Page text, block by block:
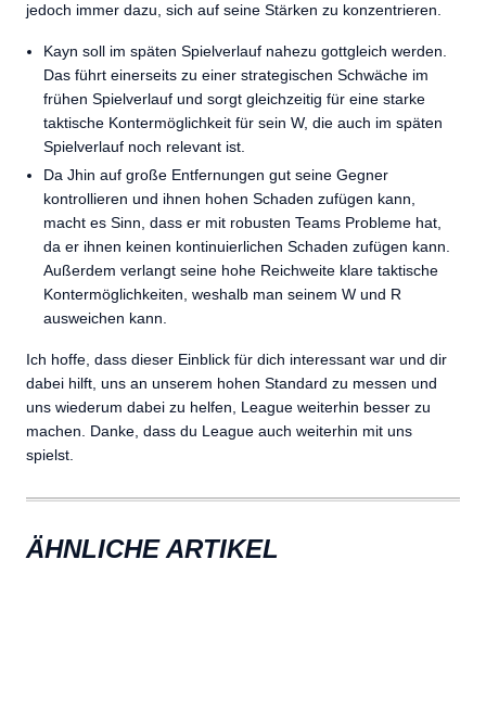
jedoch immer dazu, sich auf seine Stärken zu konzentrieren.
Kayn soll im späten Spielverlauf nahezu gottgleich werden.
Das führt einerseits zu einer strategischen Schwäche im
frühen Spielverlauf und sorgt gleichzeitig für eine starke
taktische Kontermöglichkeit für sein W, die auch im späten
Spielverlauf noch relevant ist.
Da Jhin auf große Entfernungen gut seine Gegner
kontrollieren und ihnen hohen Schaden zufügen kann,
macht es Sinn, dass er mit robusten Teams Probleme hat,
da er ihnen keinen kontinuierlichen Schaden zufügen kann.
Außerdem verlangt seine hohe Reichweite klare taktische
Kontermöglichkeiten, weshalb man seinem W und R
ausweichen kann.
Ich hoffe, dass dieser Einblick für dich interessant war und dir
dabei hilft, uns an unserem hohen Standard zu messen und
uns wiederum dabei zu helfen, League weiterhin besser zu
machen. Danke, dass du League auch weiterhin mit uns
spielst.
ÄHNLICHE ARTIKEL